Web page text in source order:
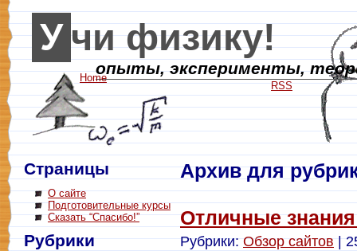
Страницы
О сайте
Подготовительные курсы
Сказать “Спасибо!”
Рубрики
Архив для
Отличные знания
Рубрики:Обзор сайтов|
Учи физику!
опыты, эксперименты,
Home
RSS